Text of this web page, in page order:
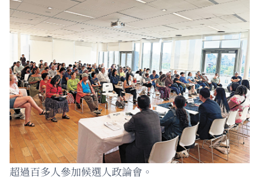
超過百多人參加候選人政論會。